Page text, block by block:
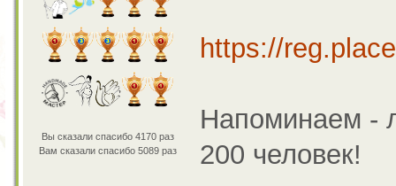
Вы сказали спасибо 4170 раз
Вам сказали спасибо 5089 раз
https://
Напоминаем -
200 человек!